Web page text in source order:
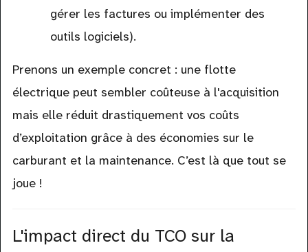
gérer les factures ou implémenter des
outils logiciels).
Prenons un exemple concret : une flotte
électrique peut sembler coûteuse à l'acquisition
mais elle réduit drastiquement vos coûts
d’exploitation grâce à des économies sur le
carburant et la maintenance. C’est là que tout se
joue !
L'impact direct du TCO sur la